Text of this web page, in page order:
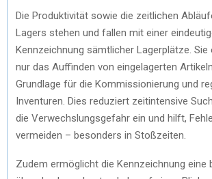
Die Produktivität sowie die zeitlichen
Lagers stehen und fallen mit einer
Kennzeichnung sämtlicher Lagerplätze.
nur das Auffinden von eingelagerten
Grundlage für die Kommissionierung und
Inventuren. Dies reduziert zeitintensive
die Verwechslungsgefahr ein und hilft,
vermeiden – besonders in Stoßzeiten.
Zudem ermöglicht die Kennzeichnung eine